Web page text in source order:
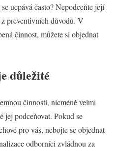
ucpává často? Nepodceňte její
preventivních důvodů. V
činnost, můžete si objednat
důležité
činností, nicméně velmi
jej podceňovat. Pokud se
pro vás, nebojte se objednat
odborníci zvládnou za